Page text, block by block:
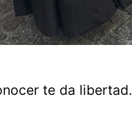
te da libertad.